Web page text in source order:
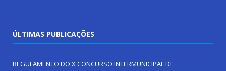
ÚLTIMAS PUBLICAÇÕES
REGULAMENTO DO X CONCURSO INTERMUNICIPAL DE